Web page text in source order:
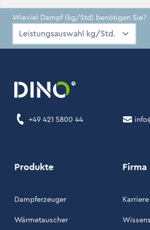
Wieviel Dampf (kg/Std) benötigen Sie?
+49 421 5800 44
Produkte
Dampferzeuger
Wärmetauscher
Firma
Karriere